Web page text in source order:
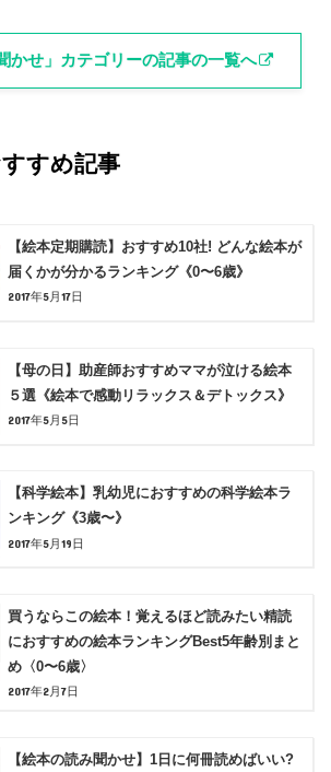
かせ」カテゴリーの記事の一覧へ
すめ記事
【絵本定期購読】おすすめ10社! どんな絵本が
届くかが分かるランキング《0〜6歳》
2017年5月17日
【母の日】助産師おすすめママが泣ける絵本
５選《絵本で感動リラックス＆デトックス》
2017年5月5日
【科学絵本】乳幼児におすすめの科学絵本ラ
ンキング《3歳〜》
2017年5月19日
買うならこの絵本！覚えるほど読みたい精読
におすすめの絵本ランキングBest5年齢別まと
め〈0〜6歳〉
2017年2月7日
【絵本の読み聞かせ】1日に何冊読めばいい?